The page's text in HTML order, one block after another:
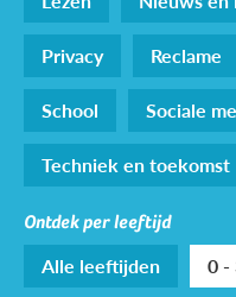
Privacy
Reclame
School
Sociale
Techniek en toekomst
Ontdek per leeftijd
Alle leeftijden 0 -